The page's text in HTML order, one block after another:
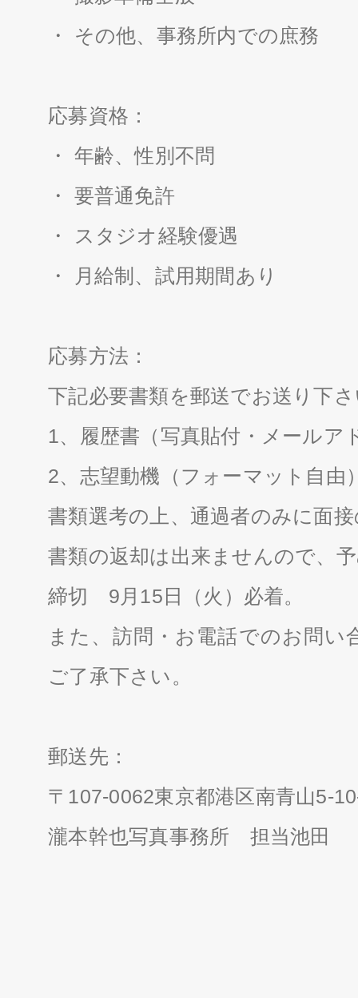
・ その他、事務所内での庶務
応募資格：
・ 年齢、性別不問
・ 要普通免許
・ スタジオ経験優遇
・ 月給制、試用期間あり
応募方法：
下記必要書類を郵送でお送り下
1、履歴書（写真貼付・メールア
2、志望動機（フォーマット自由
書類選考の上、通過者のみに面
書類の返却は出来ませんので、
締切 9月15日（火）必着。
また、訪問・お電話でのお問
ご了承下さい。
郵送先：
〒107-0062東京都港区南青山5-
瀧本幹也写真事務所 担当池田